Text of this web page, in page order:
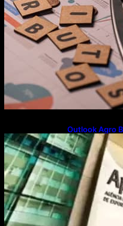
Outlook Agro
pautam